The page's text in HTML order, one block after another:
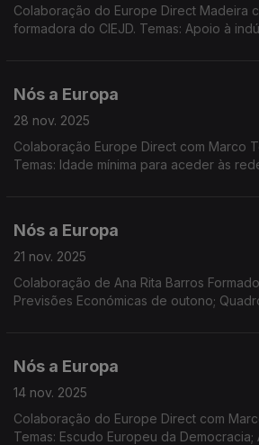
Colaboração do Europe Direct Madeira
formadora do CIEJD. Temas: Apoio à
Nós a Europa
28 nov. 2025
Colaboração Europe Direct com Marco
Temas: Idade mínima para aceder às
Nós a Europa
21 nov. 2025
Colaboração de Ana Rita Barros
Previsões Económicas de outono;
Nós a Europa
14 nov. 2025
Colaboração do Europe Direct com
Temas: Escudo Europeu da Democracia;